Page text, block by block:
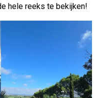
hele reeks te bekijken!